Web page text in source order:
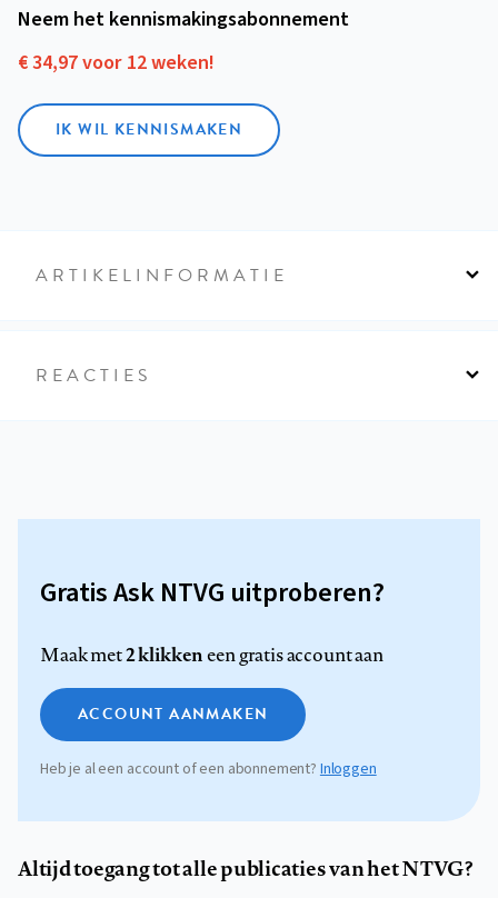
Neem het kennismakings­abonnement
€ 34,97 voor 12 weken!
IK WIL KENNISMAKEN
ARTIKELINFORMATIE
REACTIES
Gratis Ask NTVG uitproberen?
Maak met2 klikkeneen gratis account aan
ACCOUNT AANMAKEN
Heb je al een account of een abonnement?Inloggen
Altijd toegang tot alle publicaties van het NTVG?